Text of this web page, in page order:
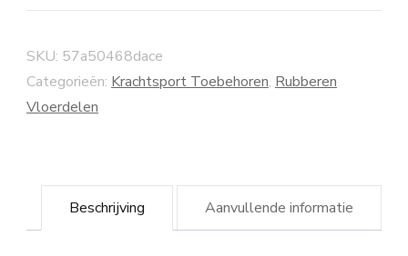
SKU: 57a50468dace
Categorieën: Krachtsport Toebehoren, Rubberen
Vloerdelen
Beschrijving Aanvullende informatie